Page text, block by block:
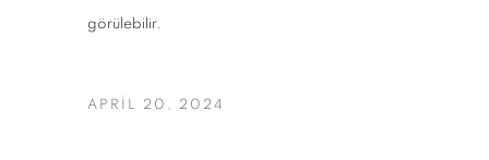
görülebilir.
APRIL 20, 2024